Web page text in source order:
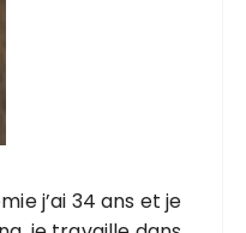
j’ai 34 ans et je